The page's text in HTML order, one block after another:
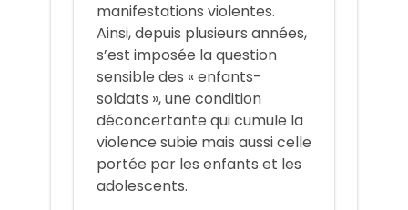
manifestations violentes.
Ainsi, depuis plusieurs années,
s’est imposée la question
sensible des « enfants-
soldats », une condition
déconcertante qui cumule la
violence subie mais aussi celle
portée par les enfants et les
adolescents.